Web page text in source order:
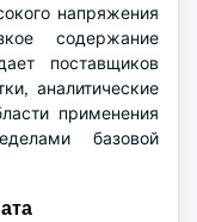
напряжения
содержание
поставщиков
аналитические
применения
базовой